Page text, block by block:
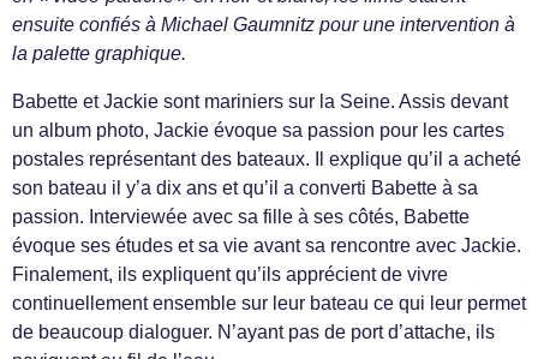
ensuite confiés à Michael Gaumnitz pour une intervention à
la palette graphique.
Babette et Jackie sont mariniers sur la Seine. Assis devant
un album photo, Jackie évoque sa passion pour les cartes
postales représentant des bateaux. Il explique qu’il a acheté
son bateau il y’a dix ans et qu’il a converti Babette à sa
passion. Interviewée avec sa fille à ses côtés, Babette
évoque ses études et sa vie avant sa rencontre avec Jackie.
Finalement, ils expliquent qu’ils apprécient de vivre
continuellement ensemble sur leur bateau ce qui leur permet
de beaucoup dialoguer. N’ayant pas de port d’attache, ils